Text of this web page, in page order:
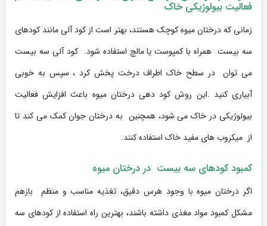
فعالیت بیولوژیکی خاک
زمانی که درختان میوه کوچک هستند، بهتر است از کود آلی مانند کودهای
سه بیست همراه با کمپوست یا مالچ استفاده شود. کود آلی سه بیست
می توان در سطح خاک اطراف درخت پخش کرد ، سپس به خوبی
آبیاری کنید .این روش کود دهی درختان میوه باعث افزایش فعالیت
بیولوژیکی در خاک می شود، همچنین به درختان جوان کمک می کند تا
از میکروب های مفید خاک استفاده کنند.
کمبود کودهای سه بیست در درختان میوه
اگر درختان میوه با وجود هرس دقیق، تغذیه مناسب و منظم بازهم
مشکل کمبود مواد مغذی داشته باشند، بهترین راه استفاده از کودهای سه